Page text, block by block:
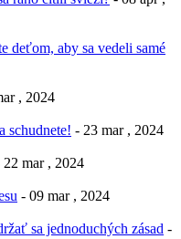
deťom, aby sa vedeli samé
, 2024
schudnete! - 23 mar , 2024
22 mar , 2024
- 09 mar , 2024
sa jednoduchých zásad -